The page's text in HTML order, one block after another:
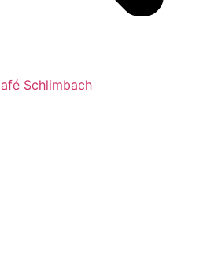
Schlimbach